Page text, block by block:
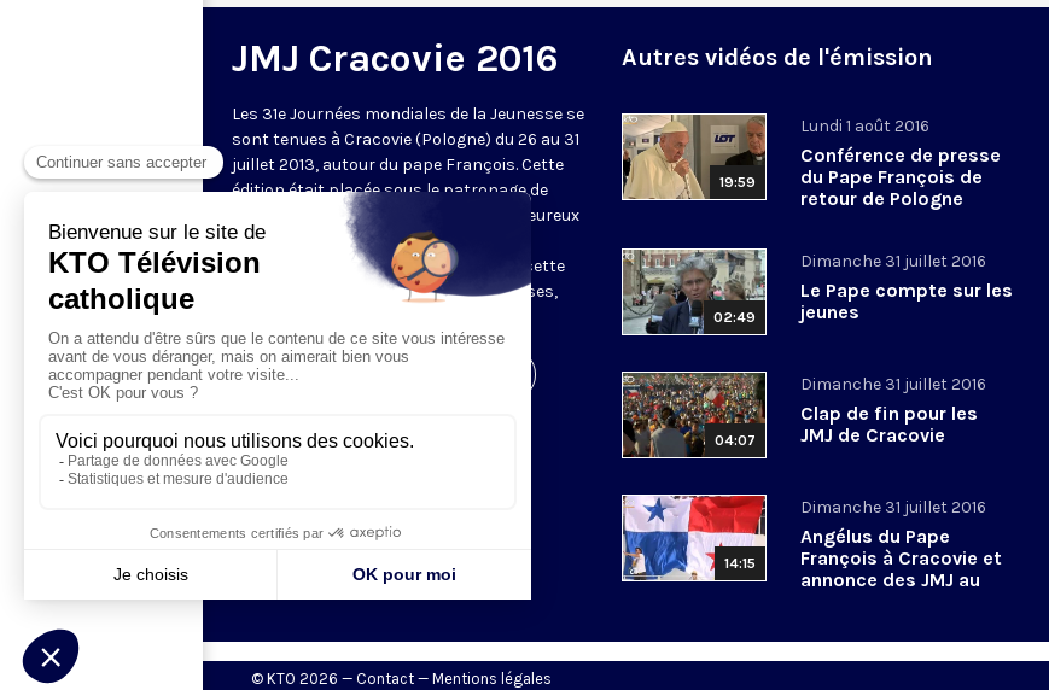
JMJ Cracovie 2016
Les 31e Journées mondiales de la Jeunesse se
sont tenues à Cracovie (Pologne) du 26 au 31
juillet 2013, autour du pape François. Cette
édition était placée sous le patronage de
saint Jean-Paul II et sous le thème « Heureux
les miséricordieux, car ils obtiendront
miséricorde » (Mt 5, 7). Retrouvez sur cette
page les temps forts de ces JMJ : messes,
Visiter la page de l'émission
Autres vidéos de l'émission
19:59
Lundi 1 août 2016
Conférence de presse
du Pape François de
retour de Pologne
02:49
Dimanche 31 juillet 2016
Le Pape compte sur les
jeunes
04:07
Dimanche 31 juillet 2016
Clap de fin pour les
JMJ de Cracovie
14:15
Dimanche 31 juillet 2016
Angélus du Pape
François à Cracovie et
annonce des JMJ au
© KTO 2026 — Contact — Mentions légales